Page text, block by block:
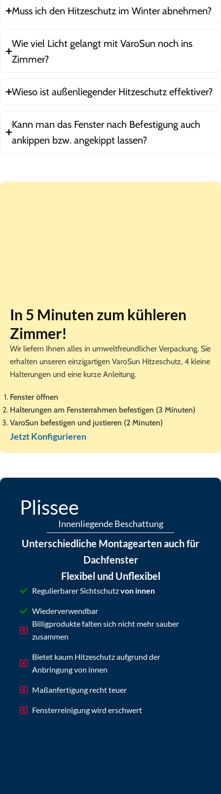
Muss ich den Hitzeschutz im Winter abnehmen?
Wie viel Licht gelangt mit VaroSun noch ins
Zimmer?
Wieso ist außenliegender Hitzeschutz effektiver?
Kann man das Fenster nach Befestigung auch
ankippen bzw. angekippt lassen?
In 5 Minuten zum kühleren
Zimmer!
Wir liefern Ihnen alles in umweltfreundlicher Verpackung. Sie
erhalten unseren einzigartigen VaroSun Hitzeschutz, 4 kleine
Halterungen und eine kurze Anleitung.
Fenster öffnen
Halterungen am Fensterrahmen befestigen (3 Minuten)
VaroSun befestigen und justieren (2 Minuten)
Jetzt Konfigurieren
Plissee
Innenliegende Beschattung
Unterschiedliche Montagearten auch für
Dachfenster
Flexibel und Unflexibel
Regulierbarer Sichtschutzvon innen
Wiederverwendbar
Billigprodukte falten sich nicht mehr sauber
zusammen
Bietet kaum Hitzeschutz aufgrund der
Anbringung von innen
Maßanfertigung recht teuer
Fensterreinigung wird erschwert